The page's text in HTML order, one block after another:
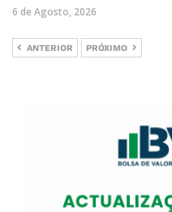
6 de Agosto, 2026
ANTERIOR PRÓXIMO